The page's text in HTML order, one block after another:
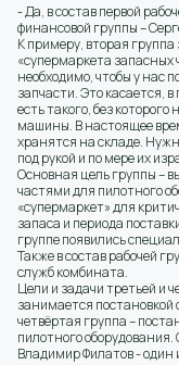
- Да, в состав первой
финансовой группы –
К примеру, вторая
«супермаркета
необходимо, чтобы у нас
запчасти. Это касается,
есть такого, без
машины. В настоящее
хранятся на складе.
под рукой и по мере их
Основная цель группы –
частями для пилотного
«супермаркет» для
запаса и периода
группе появились
Также в состав рабочей
служб комбината.
Цели и задачи третьей и
занимается постановкой
четвёртая группа –
пилотного оборудования.
Владимир Филатов - один